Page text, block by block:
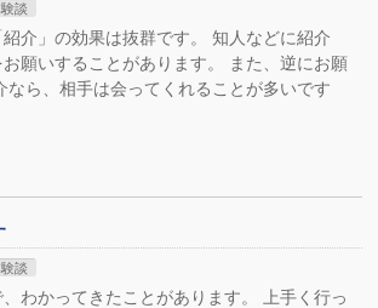
談
介」の効果は抜群です。 知人などに紹介
お願いすることがあります。 また、逆にお願
なら、相手は会ってくれることが多いです
談
わかってきたことがあります。 上手く行っ